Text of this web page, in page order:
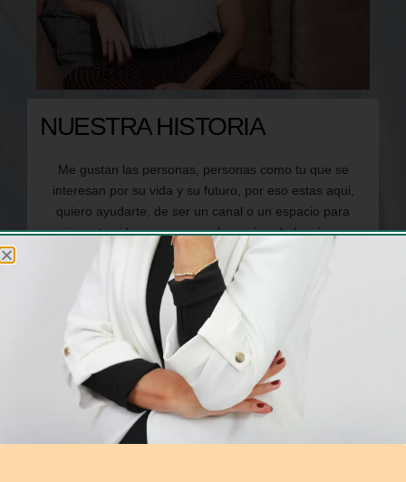
NUESTRA HISTORIA
Me gustan las personas, personas como tu que se
interesan por su vida y su futuro, por eso estas aqui,
quiero ayudarte, de ser un canal o un espacio para
mejorar tu vida, con eso que ha mejorado la mia, con
mis conocimientos y experiencia, se lo que se siente no
tener proteccion y no saber a donde ir cuando ocurre
una situacion como un diagnostico inesperado, tambien
se, como el dinero se puede acabar cn tan solo no
haber tenido la prioridad una poliza de vida o una poliza
de salud.